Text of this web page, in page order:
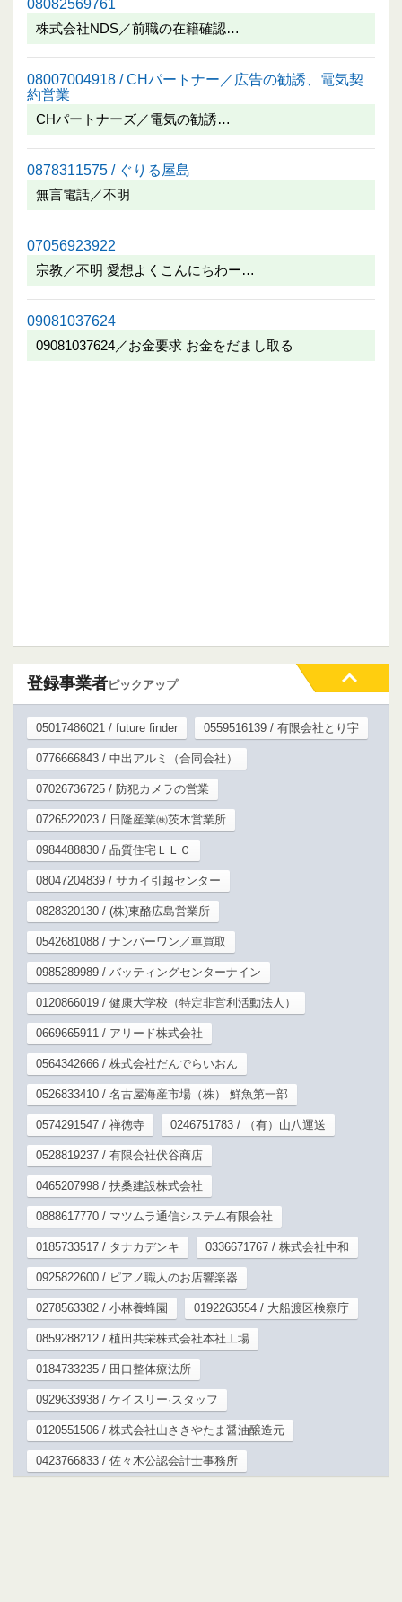
株式会社NDS／前職の在籍確認…
08007004918 / CHパートナー／広告の勧誘、電気契
約営業
CHパートナーズ／電気の勧誘…
0878311575 / ぐりる屋島
無言電話／不明
07056923922
宗教／不明 愛想よくこんにちわー…
09081037624
09081037624／お金要求 お金をだまし取る
登録事業者ピックアップ
05017486021 / future finder 0559516139 / 有限会社とり宇
0776666843 / 中出アルミ（合同会社）
07026736725 / 防犯カメラの営業
0726522023 / 日隆産業㈱茨木営業所
0984488830 / 品質住宅ＬＬＣ
08047204839 / サカイ引越センター
0828320130 / (株)東酪広島営業所
0542681088 / ナンバーワン／車買取
0985289989 / バッティングセンターナイン
0120866019 / 健康大学校（特定非営利活動法人）
0669665911 / アリード株式会社
0564342666 / 株式会社だんでらいおん
0526833410 / 名古屋海産市場（株） 鮮魚第一部
0574291547 / 禅徳寺 0246751783 / （有）山八運送
0528819237 / 有限会社伏谷商店
0465207998 / 扶桑建設株式会社
0888617770 / マツムラ通信システム有限会社
0185733517 / タナカデンキ 0336671767 / 株式会社中和
0925822600 / ピアノ職人のお店響楽器
0278563382 / 小林養蜂園 0192263554 / 大船渡区検察庁
0859288212 / 植田共栄株式会社本社工場
0184733235 / 田口整体療法所
0929633938 / ケイスリー·スタッフ
0120551506 / 株式会社山さきやたま醤油醸造元
0423766833 / 佐々木公認会計士事務所